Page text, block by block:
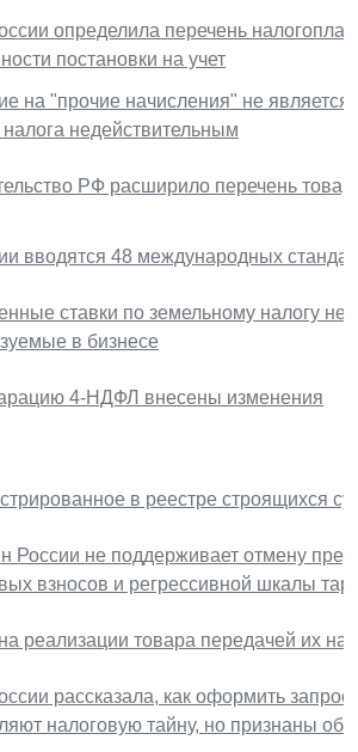
определила перечень
постановки на учет
на "прочие начисления" не
налога недействительным
РФ расширило перечень
вводятся 48 международных
ставки по земельному налогу не
в бизнесе
4-НДФЛ внесены изменения
в реестре строящихся
России не поддерживает отмену
взносов и регрессивной шкалы
реализации товара передачей их
рассказала, как оформить
налоговую тайну, но признаны